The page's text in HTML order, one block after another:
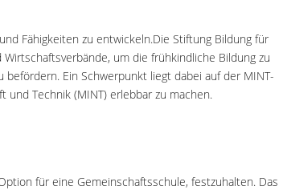
Fähigkeiten zu entwickeln.Die Stiftung Bildung für
um die frühkindliche Bildung zu
befördern. Ein Schwerpunkt liegt dabei auf der MINT-
und Technik (MINT) erlebbar zu machen.
für eine Gemeinschaftsschule, festzuhalten. Das